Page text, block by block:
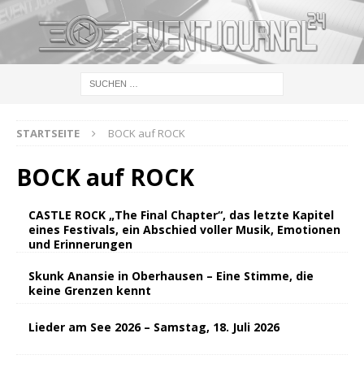
STARTSEITE BOCK auf ROCK
BOCK auf ROCK
CASTLE ROCK „The Final Chapter“, das letzte Kapitel
eines Festivals, ein Abschied voller Musik, Emotionen
und Erinnerungen
Skunk Anansie in Oberhausen – Eine Stimme, die
keine Grenzen kennt
Lieder am See 2026 – Samstag, 18. Juli 2026